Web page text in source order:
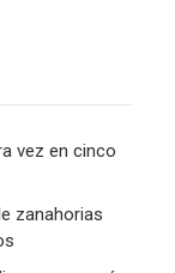
vez en cinco
zanahorias